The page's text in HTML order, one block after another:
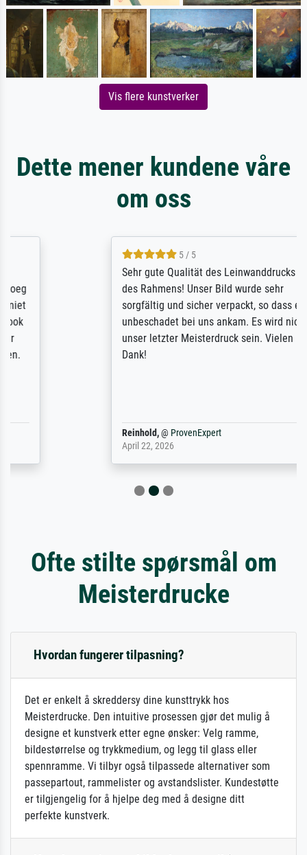
Vis flere kunstverker
Dette mener kundene våre
om oss
5 / 5
Sehr gute Qualität des Leinwanddrucks und
des Rahmens! Unser Bild wurde sehr
sorgfältig und sicher verpackt, so dass es
unbeschadet bei uns ankam. Es wird nicht
unser letzter Meisterdruck sein. Vielen
ProvenExpert
Ofte stilte spørsmål om
Meisterdrucke
Hvordan fungerer tilpasning?
Det er enkelt å skreddersy dine kunsttrykk hos
Meisterdrucke. Den intuitive prosessen gjør det mulig å
designe et kunstverk etter egne ønsker: Velg ramme,
bildestørrelse og trykkmedium, og legg til glass eller
spennramme. Vi tilbyr også tilpassede alternativer som
passepartout, rammelister og avstandslister. Kundestøtte
er tilgjengelig for å hjelpe deg med å designe ditt
perfekte kunstverk.